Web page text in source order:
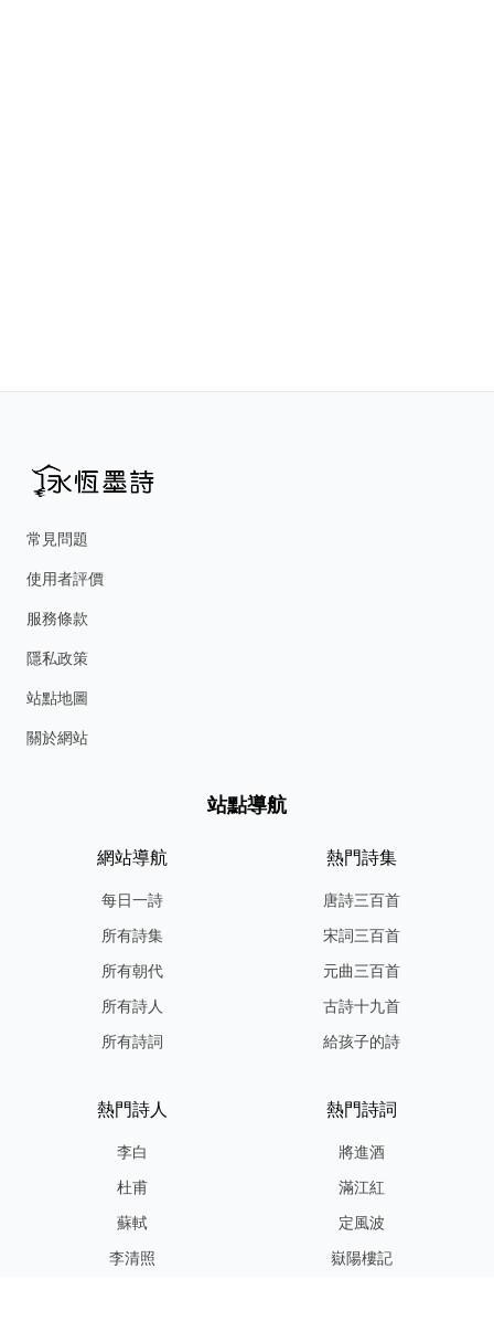
常見問題
使用者評價
服務條款
隱私政策
站點地圖
關於網站
站點導航
網站導航
每日一詩
所有詩集
所有朝代
所有詩人
所有詩詞
熱門詩集
唐詩三百首
宋詞三百首
元曲三百首
古詩十九首
給孩子的詩
熱門詩人
李白
杜甫
蘇軾
李清照
熱門詩詞
將進酒
滿江紅
定風波
嶽陽樓記